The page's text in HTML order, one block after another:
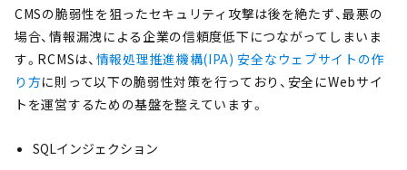
CMSの脆弱性を狙ったセキュリティ攻撃は後を絶たず、最悪の
場合、情報漏洩による企業の信頼度低下につながってしまいま
す。RCMSは、 情報処理推進機構(IPA) 安全なウェブサイトの作
り方に則って以下の脆弱性対策を行っており、安全にWebサイ
トを運営するための基盤を整えています。
SQLインジェクション